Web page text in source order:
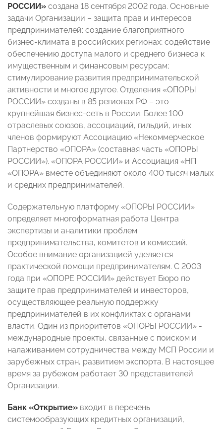
РОССИИ» создана 18 сентября 2002 года. Основные
задачи Организации – защита прав и интересов
предпринимателей; создание благоприятного
бизнес-климата в российских регионах; содействие
обеспечению доступа малого и среднего бизнеса к
имущественным и финансовым ресурсам;
стимулирование развития предпринимательской
активности и многое другое. Отделения «ОПОРЫ
РОССИИ» созданы в 85 регионах РФ – это
крупнейшая бизнес-сеть в России. Более 100
отраслевых союзов, ассоциаций, гильдий, иных
членов формируют Ассоциацию «Некоммерческое
Партнерство «ОПОРА» (составная часть «ОПОРЫ
РОССИИ»). «ОПОРА РОССИИ» и Ассоциация «НП
«ОПОРА» вместе объединяют около 400 тысяч малых
и средних предпринимателей.
Содержательную платформу «ОПОРЫ РОССИИ»
определяет многоформатная работа Центра
экспертизы и аналитики проблем
предпринимательства, комитетов и комиссий.
Особое внимание организацией уделяется
практической помощи предпринимателям. С 2003
года при «ОПОРЕ РОССИИ» действует Бюро по
защите прав предпринимателей и инвесторов,
осуществляющее реальную поддержку
предпринимателей в их конфликтах с органами
власти. Один из приоритетов «ОПОРЫ РОССИИ» -
международные проекты, связанные с поиском и
налаживанием сотрудничества между МСП России и
зарубежных стран, развитием экспорта. В настоящее
время за рубежом работает 30 представителей
Организации.
Банк «Открытие» входит в перечень
системообразующих кредитных организаций,